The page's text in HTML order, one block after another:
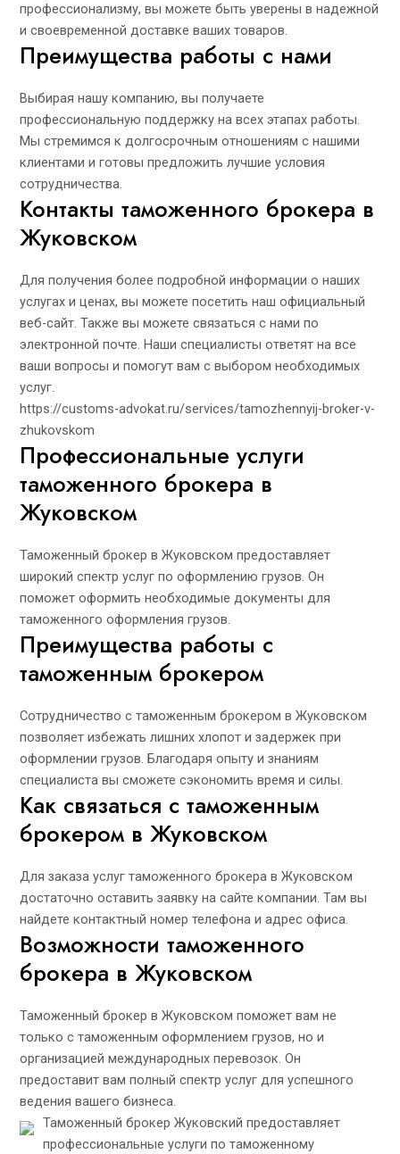
профессионализму, вы можете быть уверены в надежной
и своевременной доставке ваших товаров.
Преимущества работы с нами
Выбирая нашу компанию, вы получаете
профессиональную поддержку на всех этапах работы.
Мы стремимся к долгосрочным отношениям с нашими
клиентами и готовы предложить лучшие условия
сотрудничества.
Контакты таможенного брокера в
Жуковском
Для получения более подробной информации о наших
услугах и ценах, вы можете посетить наш официальный
веб-сайт. Также вы можете связаться с нами по
электронной почте. Наши специалисты ответят на все
ваши вопросы и помогут вам с выбором необходимых
услуг.
https://customs-advokat.ru/services/tamozhennyij-broker-v-
zhukovskom
Профессиональные услуги
таможенного брокера в
Жуковском
Таможенный брокер в Жуковском предоставляет
широкий спектр услуг по оформлению грузов. Он
поможет оформить необходимые документы для
таможенного оформления грузов.
Преимущества работы с
таможенным брокером
Сотрудничество с таможенным брокером в Жуковском
позволяет избежать лишних хлопот и задержек при
оформлении грузов. Благодаря опыту и знаниям
специалиста вы сможете сэкономить время и силы.
Как связаться с таможенным
брокером в Жуковском
Для заказа услуг таможенного брокера в Жуковском
достаточно оставить заявку на сайте компании. Там вы
найдете контактный номер телефона и адрес офиса.
Возможности таможенного
брокера в Жуковском
Таможенный брокер в Жуковском поможет вам не
только с таможенным оформлением грузов, но и
организацией международных перевозок. Он
предоставит вам полный спектр услуг для успешного
ведения вашего бизнеса.
Таможенный брокер Жуковский предоставляет
профессиональные услуги по таможенному